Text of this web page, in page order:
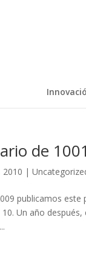
de
2010 |
publicamos
10. Un año